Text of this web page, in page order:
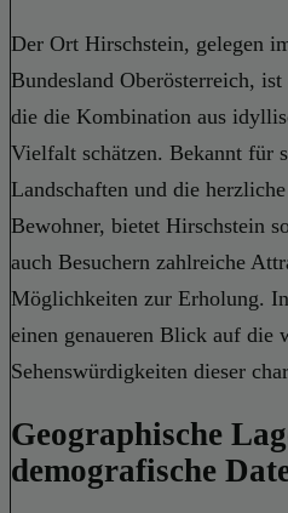
Der Ort Hirschstein, gelegen
Bundesland Oberösterreich,
die die Kombination aus
Vielfalt schätzen. Bekannt für
Landschaften und die
Bewohner, bietet Hirschstein
auch Besuchern zahlreiche
Möglichkeiten zur Erholung.
einen genaueren Blick auf die
Sehenswürdigkeiten dieser
Geographische
demografische